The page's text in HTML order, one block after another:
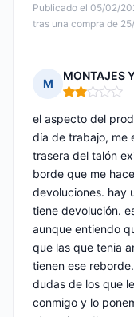
Publicado el 05/02/
tras una compra de
M
MONTAJES
Nota: 2 de 5
el aspecto del
día de trabajo, me
trasera del talón
borde que me
devoluciones. hay
tiene devolución.
aunque entiendo
que las que tenia
tienen ese
dudas de los que
conmigo y lo